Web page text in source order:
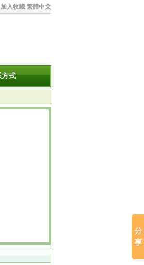
加入收藏 繁體中文
方式